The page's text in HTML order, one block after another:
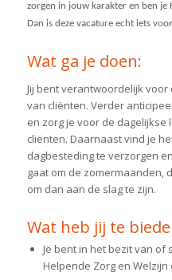
zorgen in jouw karakter en ben je
Dan is deze vacature echt iets
Wat ga je doen:
Jij bent verantwoordelijk
van cliënten. Verder
en zorg je voor de
cliënten. Daarnaast vind je
dagbesteding te verzorgen
gaat om de zomermaanden,
om dan aan de slag te zijn.
Wat heb jij te
Je bent in het bezit van
Helpende Zorg en Welzijn